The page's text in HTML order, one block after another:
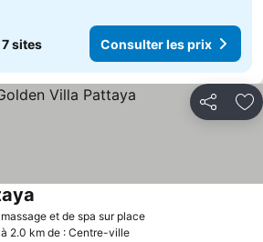
7 sites Consulter les prix
Partager
et de spa sur place
à 2.0 km de : Centre-ville